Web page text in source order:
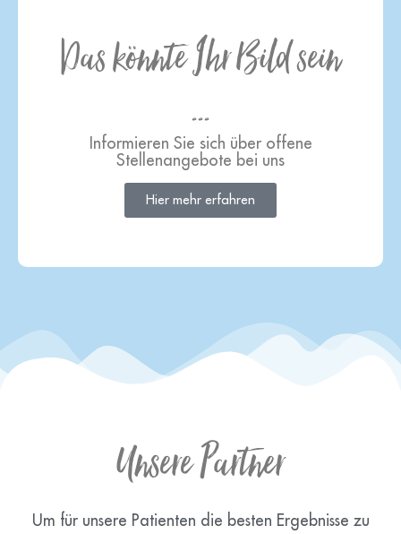
Das könnte Ihr Bild sein
...
Informieren Sie sich über offene
Stellenangebote bei uns
Hier mehr erfahren
Unsere Partner
Um für unsere Patienten die besten Ergebnisse zu